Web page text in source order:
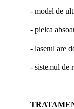
- model de
- pielea
- laserul are
- sistemul de